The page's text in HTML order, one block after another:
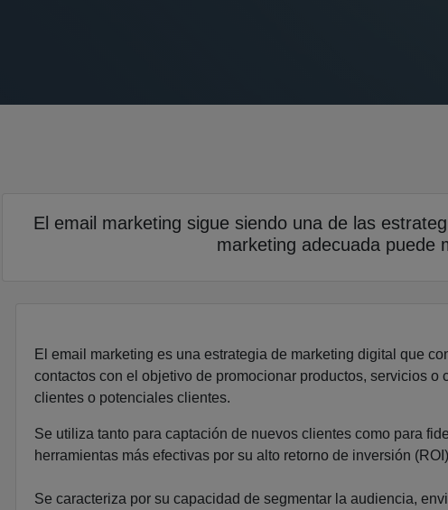
El email marketing sigue siendo una de las
marketing adecuada puede
El email marketing es una estrategia de marketing digital que
contactos con el objetivo de promocionar productos, servicios
clientes o potenciales clientes.
Se utiliza tanto para captación de nuevos clientes como para
herramientas más efectivas por su alto retorno de inversión
Se caracteriza por su capacidad de segmentar la audiencia,